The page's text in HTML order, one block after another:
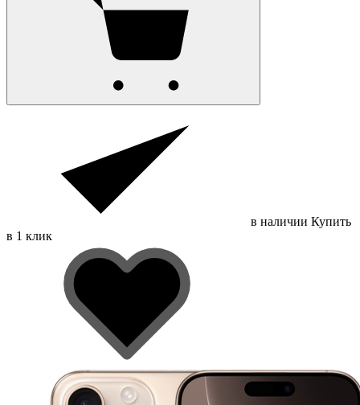
в наличии Купить
в 1 клик